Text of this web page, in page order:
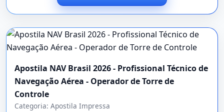
Apostila NAV Brasil 2026 - Profissional Técnico de
Navegação Aérea - Operador de Torre de
Controle
Categoria: Apostila Impressa